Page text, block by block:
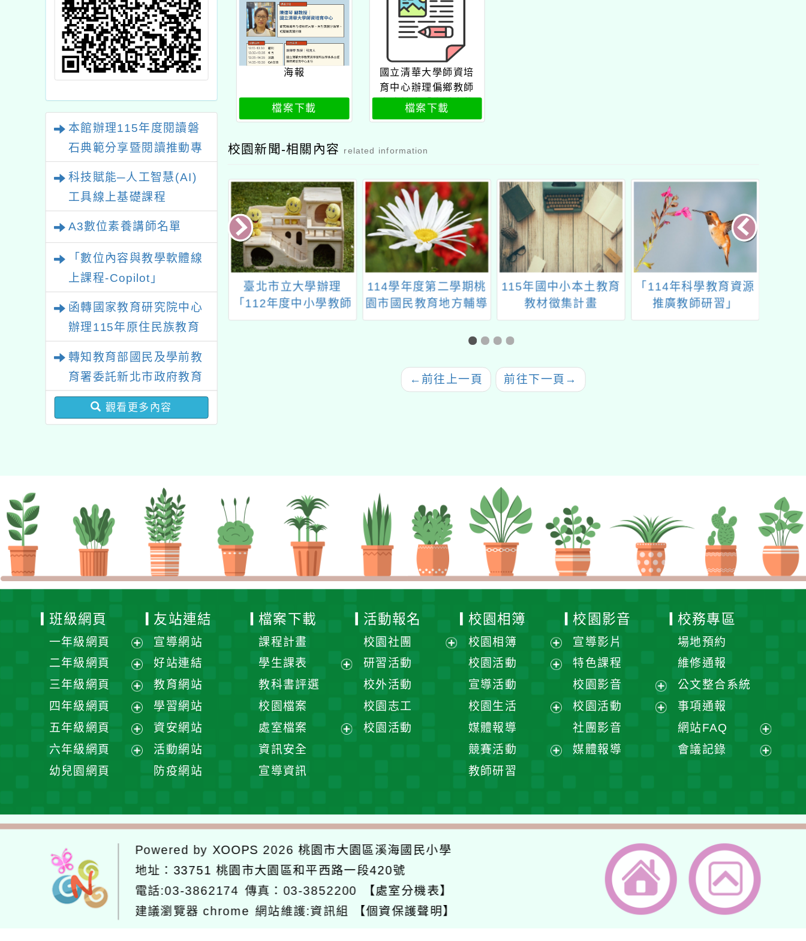
本館辦理115年度閱讀磐
石典範分享暨閱讀推動專
業研習
科技賦能─人工智慧(AI)
工具線上基礎課程
A3數位素養講師名單
「數位內容與教學軟體線
上課程-Copilot」
函轉國家教育研究院中心
辦理115年原住民族教育
轉知教育部國民及學前教
育署委託新北市政府教育
局辦理「115年度教師專
業成長研習實施計畫－夢
觀看更多內容
海報
檔案下載
國立清華大學師資培
育中心辦理偏鄉教師
自強計畫「生活中的
真菌」線上講座公文
檔案下載
校園新聞-相關內容 related information
度推動學校教
主活化教學計
EECC數學社
虛擬教具」
114學年度國民中小學
客語文、閩南語文教學
支援老師（現職及退休
臺北市立大學辦理
「112年度中小學教師
專業學習社群召集人講
114學年度第二學期桃
園市國民教育地方輔導
團藝術領域分團(以下
稱本團)辦理視覺藝術
《色紙版畫創作與教
學》
115年國中小本土教育
教材徵集計畫
「114年科學教育資源
推廣教師研習」
← 前往上一頁 前往下一頁 →
班級網頁
一年級網頁
展
開
選
單
二年級網頁
展
選
單
三年級網頁
展
選
單
四年級網頁
展
選
五年級網頁
展
開
六年級網頁
單
幼兒園網頁
友站連結
宣導網站
好站連結
教育網站
學習網站
資安網站
活動網站
防疫網站
檔案下載
課程計畫
學生課表
單
教科書評選
校園檔案
處室檔案
資訊安全
宣導資訊
活動報名
校園社團
研習活動
校外活動
校園志工
校園活動
校園相簿
校園相簿
展
開
單
校園活動
選
宣導活動
校園生活
選
媒體報導
競賽活動
單
教師研習
校園影音
宣導影片
特色課程
校園影音
展
校園活動
社團影音
媒體報導
校務專區
場地預約
維修通報
公文整合系統
事項通報
網站FAQ
展
開
會議記錄
單
Powered by XOOPS 2026桃園市大園區溪海國民小學
地址： 33751 桃園市大園區和平西路一段420號
電話:03-3862174 傳真：03-3852200
【處室分機表】
建議瀏覽器 chrome 網站維護:資訊組 【個資保護聲明】